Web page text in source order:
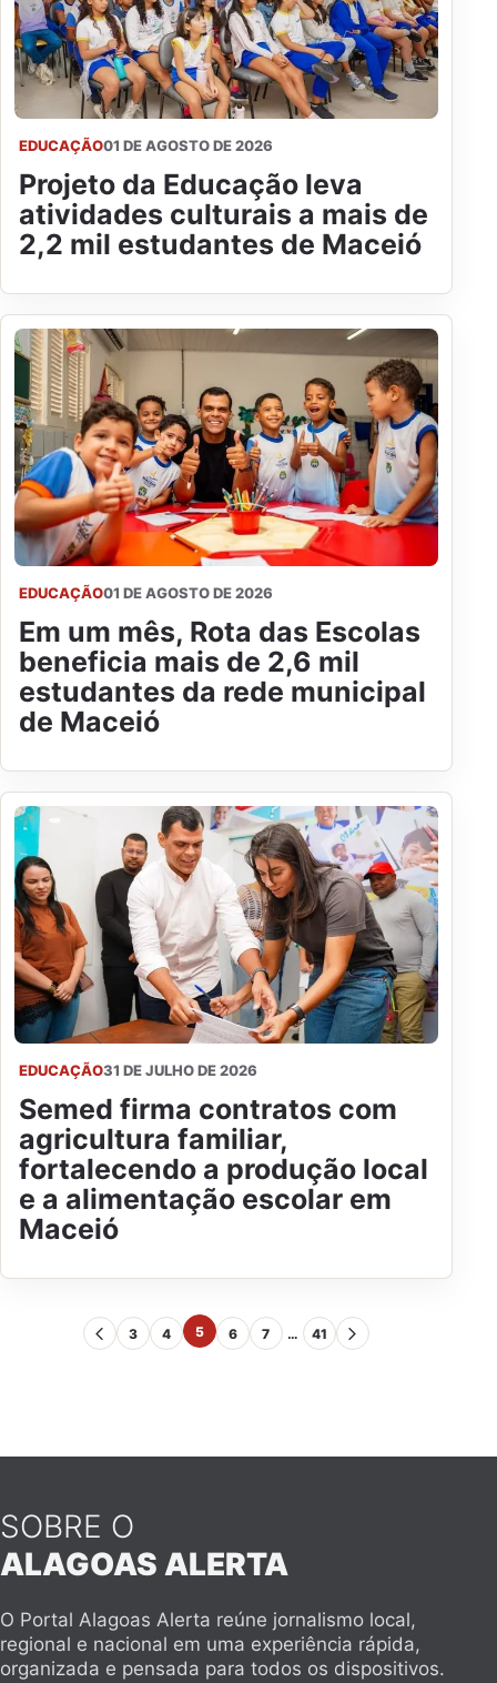
EDUCAÇÃO01 DE AGOSTO DE 2026
Projeto da Educação leva
atividades culturais a mais de
2,2 mil estudantes de Maceió
EDUCAÇÃO01 DE AGOSTO DE 2026
Em um mês, Rota das Escolas
beneficia mais de 2,6 mil
estudantes da rede municipal
de Maceió
EDUCAÇÃO31 DE JULHO DE 2026
Semed firma contratos com
agricultura familiar,
fortalecendo a produção local
e a alimentação escolar em
Maceió
3 4 5 6 7 … 41
SOBRE O
ALAGOAS ALERTA
O Portal Alagoas Alerta reúne jornalismo local,
regional e nacional em uma experiência rápida,
organizada e pensada para todos os dispositivos.